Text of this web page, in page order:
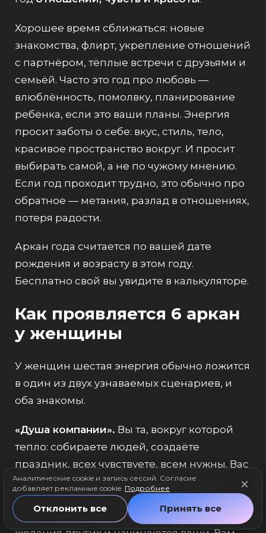
Хорошее время сближаться: новые
знакомства, флирт, укрепление отношений
с партнёром, тёплые встречи с друзьями и
семьёй. Часто это год про любовь —
влюблённость, помолвку, планирование
ребёнка, если это ваши планы. Энергия
просит заботы о себе: вкус, стиль, тело,
красивое пространство вокруг. И просит
выбирать самой, а не по чужому мнению.
Если год проходит трудно, это обычно про
обратное — метания, разлад в отношениях,
потеря радости.
Аркан года считается по вашей дате
рождения и возрасту в этом году.
Бесплатно свой вы увидите в калькуляторе.
Как проявляется 6 аркан
у женщины
У женщин шестая энергия обычно ложится
в один из двух узнаваемых сценариев, и
оба знакомы.
«Душа компании». Вы та, вокруг которой
тепло: собираете людей, создаёте
праздник, всех чувствуете, всем нужны. Вас
любят — иногда до того, что вы начинаете
жить ради этой любви и одобрения и
постепенно теряете, где заканчиваются
Аналитические cookie и запись сессий. Согласие
добавляет рекламные cookie. Подробнее
Отклонить все Принять все